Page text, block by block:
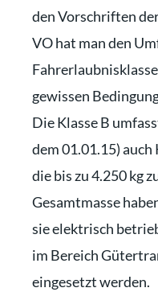
den Vorschriften
VO hat man den
gewissen
Die Klasse B
dem 01.01.15)
die bis zu 4.250 kg
Gesamtmasse
sie elektrisch
im Bereich
eingesetzt werden.